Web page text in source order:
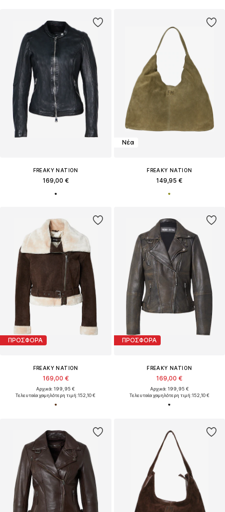
FREAKY NATION
169,00 €
Νέα
FREAKY NATION
149,95 €
ΠΡΟΣΦΟΡΑ
FREAKY NATION
169,00 €
Αρχικά: 199,95 €
Τελευταία χαμηλότερη τιμή:152,10 €
ΠΡΟΣΦΟΡΑ
FREAKY NATION
169,00 €
Αρχικά: 199,95 €
Τελευταία χαμηλότερη τιμή:152,10 €